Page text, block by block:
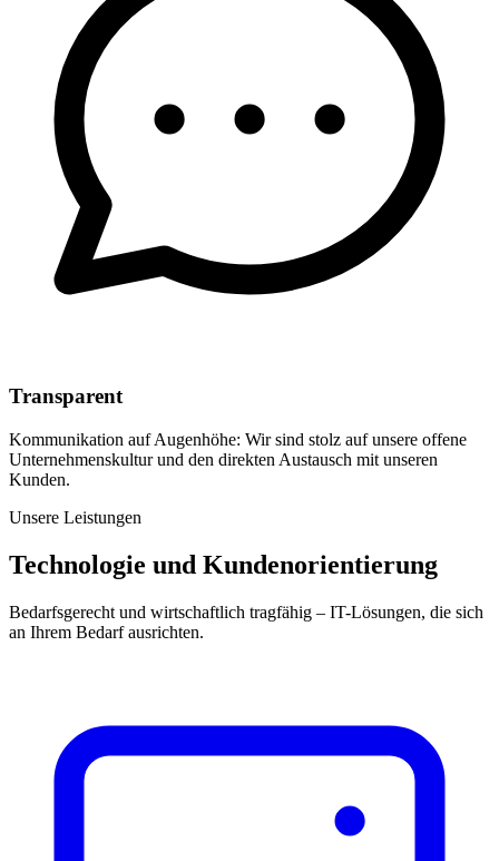
Transparent
Kommunikation auf Augenhöhe: Wir sind stolz auf unsere offene
Unternehmenskultur und den direkten Austausch mit unseren
Kunden.
Unsere Leistungen
Technologie und Kundenorientierung
Bedarfsgerecht und wirtschaftlich tragfähig – IT-Lösungen, die sich
an Ihrem Bedarf ausrichten.